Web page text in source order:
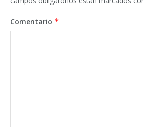
Comentario *